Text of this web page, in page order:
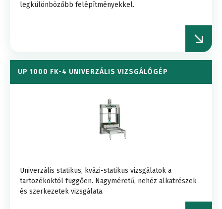
legkülönbözőbb felépítményekkel.
UP 1000 FK-4 UNIVERZÁLIS VIZSGÁLÓGÉP
Univerzális statikus, kvázi-statikus vizsgálatok a
tartozékoktól függően. Nagyméretű, nehéz alkatrészek
és szerkezetek vizsgálata.